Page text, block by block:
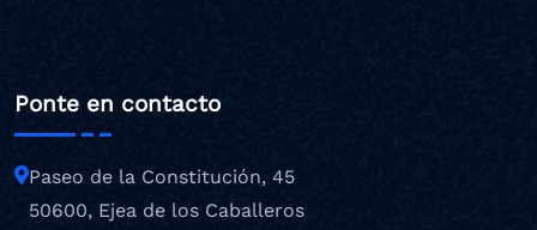
Ponte en contacto
Paseo de la Constitución, 45
50600, Ejea de los Caballeros